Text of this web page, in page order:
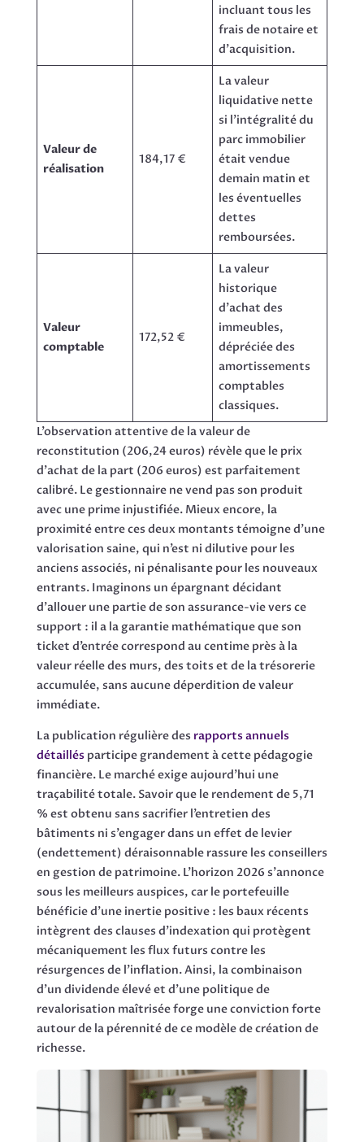
incluant tous les
frais de notaire et
d’acquisition.
Valeur de
réalisation
184,17 €
La valeur
liquidative nette
si l’intégralité du
parc immobilier
était vendue
demain matin et
les éventuelles
dettes
remboursées.
Valeur
comptable
172,52 €
La valeur
historique
d’achat des
immeubles,
dépréciée des
amortissements
comptables
classiques.
L’observation attentive de la valeur de
reconstitution (206,24 euros) révèle que le prix
d’achat de la part (206 euros) est parfaitement
calibré. Le gestionnaire ne vend pas son produit
avec une prime injustifiée. Mieux encore, la
proximité entre ces deux montants témoigne d’une
valorisation saine, qui n’est ni dilutive pour les
anciens associés, ni pénalisante pour les nouveaux
entrants. Imaginons un épargnant décidant
d’allouer une partie de son assurance-vie vers ce
support : il a la garantie mathématique que son
ticket d’entrée correspond au centime près à la
valeur réelle des murs, des toits et de la trésorerie
accumulée, sans aucune déperdition de valeur
immédiate.
La publication régulière des rapports annuels
détaillésparticipe grandement à cette pédagogie
financière. Le marché exige aujourd’hui une
traçabilité totale. Savoir que le rendement de 5,71
% est obtenu sans sacrifier l’entretien des
bâtiments ni s’engager dans un effet de levier
(endettement) déraisonnable rassure les conseillers
en gestion de patrimoine. L’horizon 2026 s’annonce
sous les meilleurs auspices, car le portefeuille
bénéficie d’une inertie positive : les baux récents
intègrent des clauses d’indexation qui protègent
mécaniquement les flux futurs contre les
résurgences de l’inflation. Ainsi, la combinaison
d’un dividende élevé et d’une politique de
revalorisation maîtrisée forge une conviction forte
autour de la pérennité de ce modèle de création de
richesse.